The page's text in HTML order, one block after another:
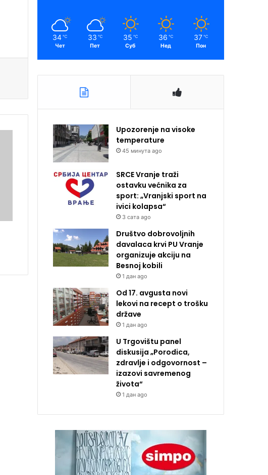
34 ℃
Чет
33 ℃
Пет
35 ℃
Суб
36 ℃
Нед
37 ℃
Пон
Upozorenje na visoke
temperature
45 минута ago
SRCE Vranje traži
ostavku većnika za
sport: „Vranjski sport na
ivici kolapsa“
3 сата ago
Društvo dobrovoljnih
davalaca krvi PU Vranje
organizuje akciju na
Besnoj kobili
1 дан ago
Od 17. avgusta novi
lekovi na recept o trošku
države
1 дан ago
U Trgovištu panel
diskusija „Porodica,
zdravlje i odgovornost –
izazovi savremenog
života“
1 дан ago